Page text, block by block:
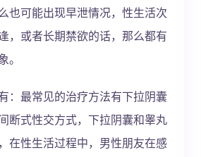
也可能出现早泄情况，性生活次
，或者长期禁欲的话，那么都有
。
：最常见的治疗方法有下拉阴囊
断式性交方式，下拉阴囊和睾丸
在性生活过程中，男性朋友在感